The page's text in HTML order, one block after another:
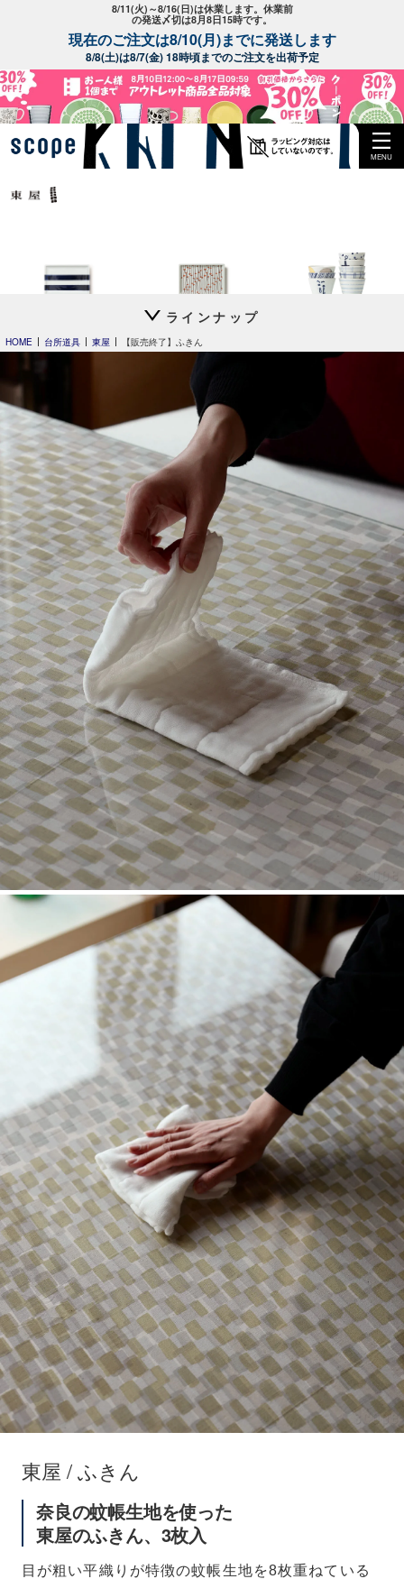
8/11(火)～8/16(日)は休業します。休業前
の発送〆切は8月8日15時です。
現在のご注文は8/10(月)までに発送します
8/8(土)は8/7(金) 18時頃までのご注文を出荷予定
MENU
スキー01
平長 石本藤雄
干し柿・田田道・野道
猪口 蛇の目高台
立花文穂
猪口 細
猪口
寅年 大虎
長期欠品アイテム
以下のアイテムは入荷の目途が全く立たず長期欠品となっているアイテム
です。
入荷予定に進捗がありましたらトップページやメルマガでお知らせ
伊賀
玉縁手塩皿
猿赤
伊賀
角鉢
鉤
ラインナップ
HOME 台所道具 東屋 【販売終了】ふきん
東屋 / ふきん
奈良の蚊帳生地を使った
東屋のふきん、3枚入
目が粗い平織りが特徴の蚊帳生地を8枚重ねている